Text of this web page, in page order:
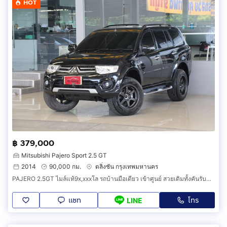
HOT
฿ 379,000
Mitsubishi Pajero Sport 2.5 GT
2014
90,000 กม.
ตลิ่งชัน กรุงเทพมหานคร
PAJERO 2.5GT ไมล์แท้9x,xxxโล รถบ้านมือเดียว เข้าศูนย์ สวยเดิมทั้งคันรับประกันบอดี้ ออกรถ0บาท
แชท LINE โทร